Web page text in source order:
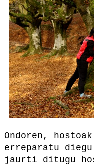
Ondoren,
erreparatu
jaurti ditugu